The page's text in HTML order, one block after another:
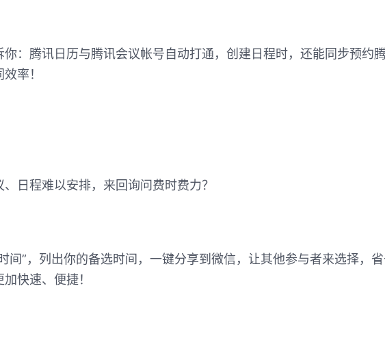
你：腾讯日历与腾讯会议帐号自动打通，创建日程时，还能同步预约
率！
、日程难以安排，来回询问费时费力？
间”，列出你的备选时间，一键分享到微信，让其他参与者来选择，
快速、便捷！